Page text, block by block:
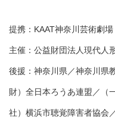
提携：KAAT神奈川芸術劇場
主催：公益財団法人現代人
後援：神奈川県／神奈川県
財）全日本ろうあ連盟／（
社）横浜市聴覚障害者協会